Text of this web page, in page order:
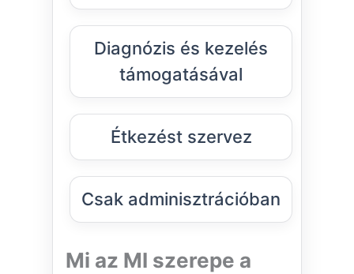
Diagnózis és kezelés
támogatásával
Étkezést szervez
Csak adminisztrációban
Mi az MI szerepe a